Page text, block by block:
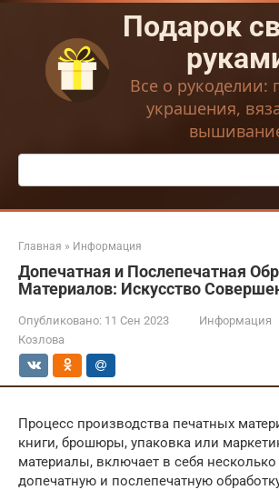
Перейти
контенту
Подарок
Все о рукоделии:
украшения,
Поиск:
Главная » Информация
Допечатная и Послепечатная
Материалов: Искусство
Опубликовано: 11 Сен 2023 Информация
Козлова
Процесс производства печатных
книги, брошюры, упаковка или
материалы, включает в себя
допечатную и послепечатную